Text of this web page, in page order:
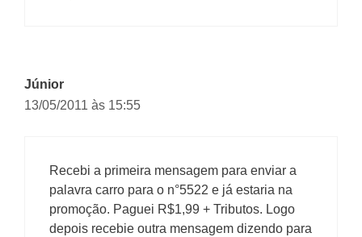
Júnior
13/05/2011 às 15:55
Recebi a primeira mensagem para enviar a
palavra carro para o n°5522 e já estaria na
promoção. Paguei R$1,99 + Tributos. Logo
depois recebie outra mensagem dizendo para